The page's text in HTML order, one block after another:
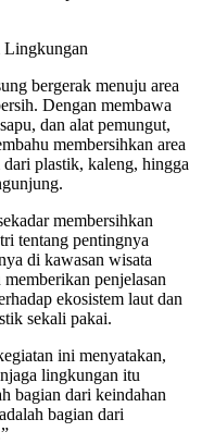
Lingkungan
bergerak menuju area
Dengan membawa
dan alat pemungut,
membersihkan area
plastik, kaleng, hingga
membersihkan
tentang pentingnya
di kawasan wisata
penjelasan
ekosistem laut dan
sekali pakai.
ini menyatakan,
lingkungan itu
bagian dari keindahan
bagian dari